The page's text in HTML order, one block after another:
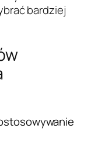
bardziej